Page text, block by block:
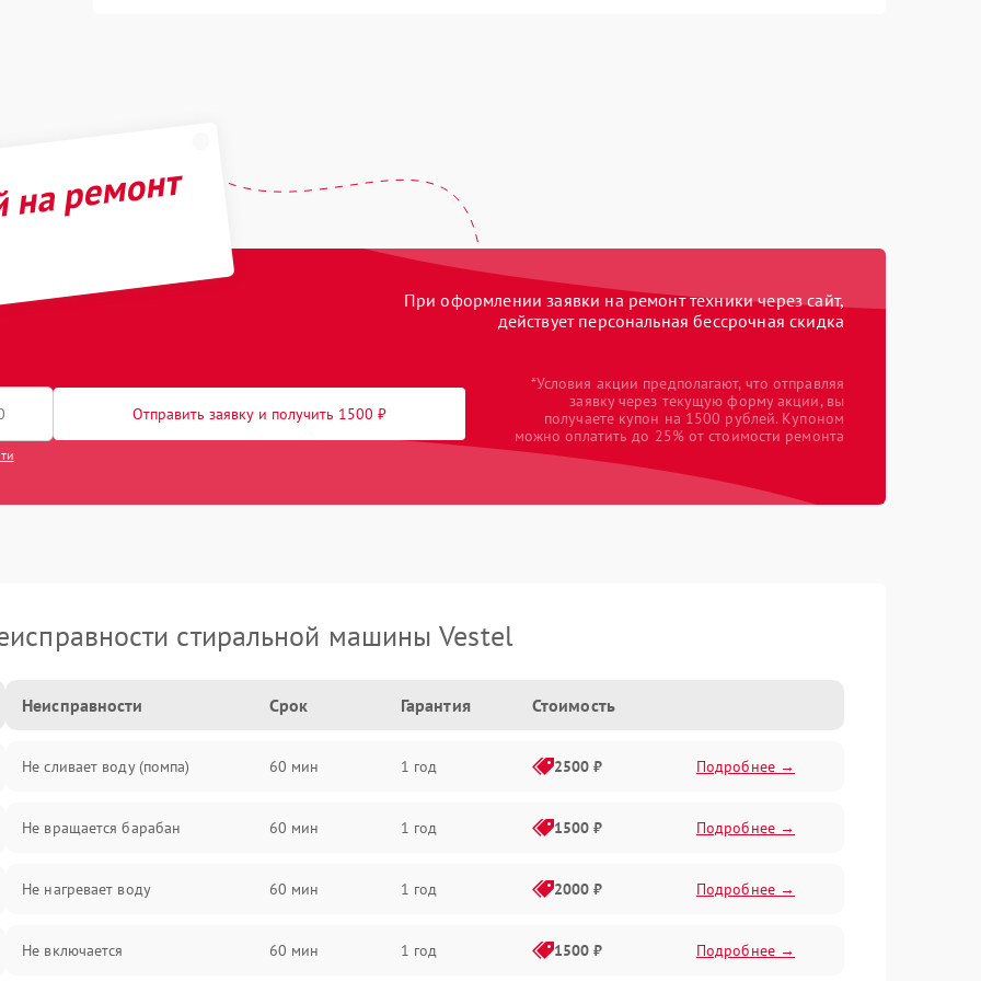
ремонт
При оформлении заявки на ремонт техники через сайт,
действует персональная бессрочная скидка
Отправить заявку и получить 1500 ₽
*Условия акции предполагают, что отправляя
заявку через текущую форму акции, вы
получаете купон на 1500 рублей. Купоном
можно оплатить до 25% от стоимости ремонта
стиральной машины Vestel
Неисправности Срок Гарантия Стоимость
Не сливает воду (помпа) 60 мин 1 год 2500 ₽ Подробнее →
Не вращается барабан 60 мин 1 год 1500 ₽ Подробнее →
Не нагревает воду 60 мин 1 год 2000 ₽ Подробнее →
Не включается 60 мин 1 год 1500 ₽ Подробнее →